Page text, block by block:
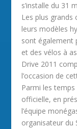
s’installe du 31
Les plus
leurs modèles
sont également
et des vélos à
Drive 2011
l’occasion de
Parmi les
officielle, en
l’équipe
organisateur du